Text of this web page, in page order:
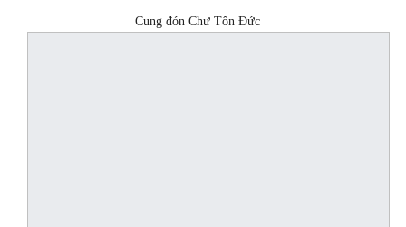
Cung đón Chư Tôn Đức